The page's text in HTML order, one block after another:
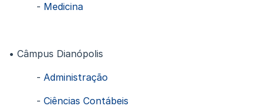
- Medicina
• Câmpus Dianópolis
-Administração
-Ciências Contábeis